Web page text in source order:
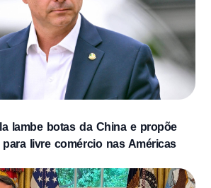
lambe botas da China e propõe
livre comércio nas Américas